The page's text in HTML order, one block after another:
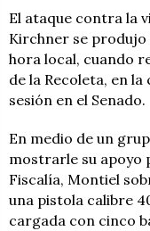
El ataque contra la
Kirchner se produjo
hora local, cuando
de la Recoleta, en
sesión en el Senado.
En medio de un
mostrarle su apoyo
Fiscalía, Montiel
una pistola calibre
cargada con cinco